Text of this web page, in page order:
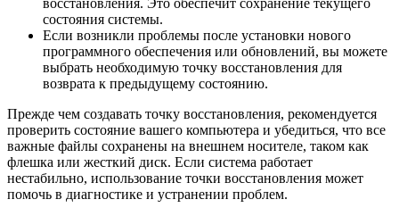
восстановления. Это обеспечит сохранение текущего
состояния системы.
Если возникли проблемы после установки нового
программного обеспечения или обновлений, вы можете
выбрать необходимую точку восстановления для
возврата к предыдущему состоянию.
Прежде чем создавать точку восстановления, рекомендуется
проверить состояние вашего компьютера и убедиться, что все
важные файлы сохранены на внешнем носителе, таком как
флешка или жесткий диск. Если система работает
нестабильно, использование точки восстановления может
помочь в диагностике и устранении проблем.